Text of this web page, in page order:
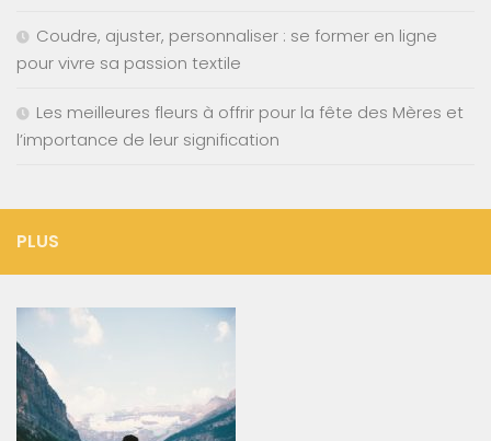
Coudre, ajuster, personnaliser : se former en ligne
pour vivre sa passion textile
Les meilleures fleurs à offrir pour la fête des Mères et
l’importance de leur signification
PLUS